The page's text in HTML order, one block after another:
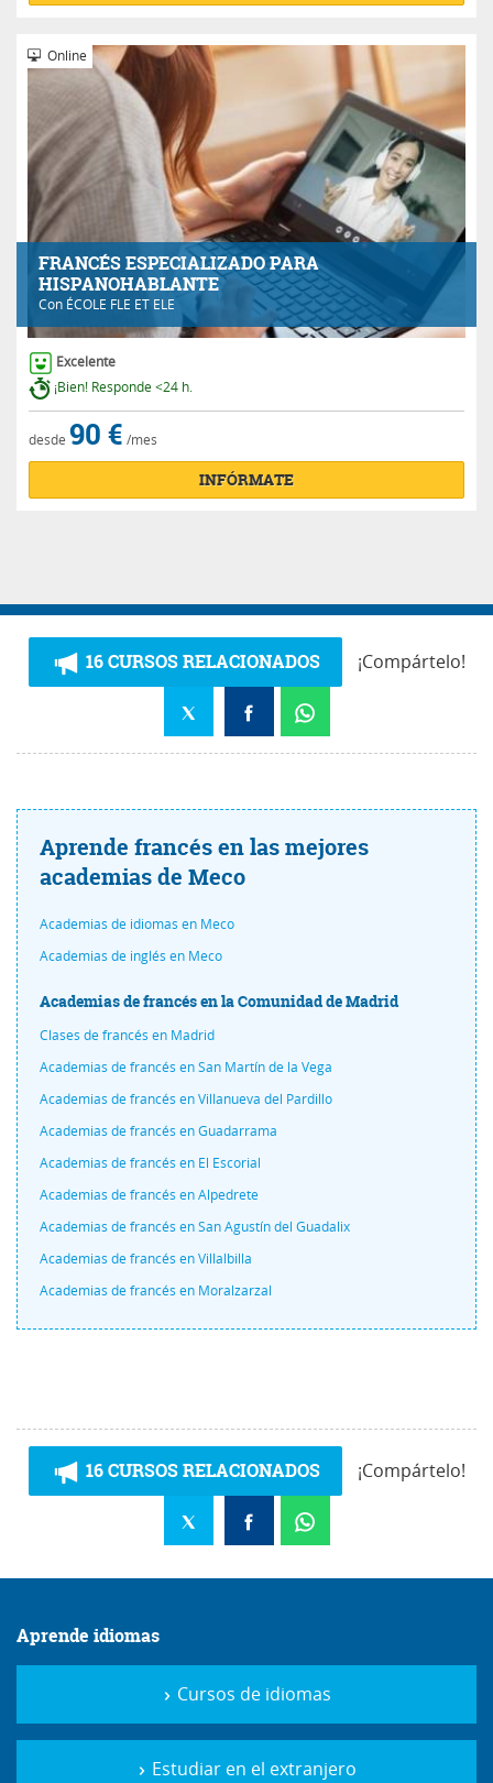
FRANCÉS ESPECIALIZADO PARA
HISPANOHABLANTE
Con ÉCOLE FLE ET ELE
Online
Excelente
¡Bien! Responde <24 h.
desde 90 € /mes
INFÓRMATE
16 CURSOS RELACIONADOS ¡Compártelo!
Aprende francés en las mejores
academias de Meco
Academias de idiomas en Meco
Academias de inglés en Meco
Academias de francés en la Comunidad de Madrid
Clases de francés en Madrid
Academias de francés en San Martín de la Vega
Academias de francés en Villanueva del Pardillo
Academias de francés en Guadarrama
Academias de francés en El Escorial
Academias de francés en Alpedrete
Academias de francés en San Agustín del Guadalix
Academias de francés en Villalbilla
Academias de francés en Moralzarzal
16 CURSOS RELACIONADOS ¡Compártelo!
Aprende idiomas
Cursos de idiomas
Estudiar en el extranjero